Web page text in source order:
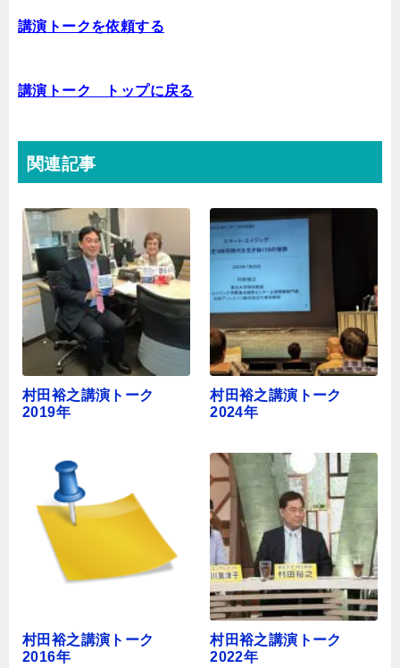
講演トークを依頼する
講演トーク トップに戻る
関連記事
村田裕之講演トーク
2019年
村田裕之講演トーク
2024年
村田裕之講演トーク
2016年
村田裕之講演トーク
2022年